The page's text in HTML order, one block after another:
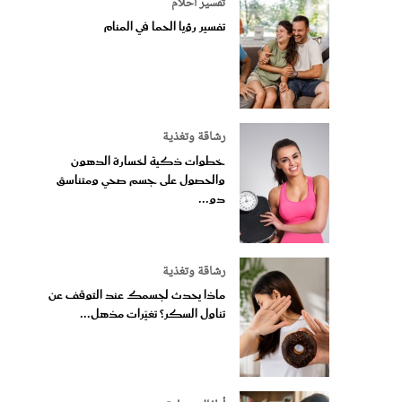
تفسير رؤيا الحما في المنام
رشاقة وتغذية
خطوات ذكية لخسارة الدهون
والحصول على جسم صحي ومتناسق
دو...
رشاقة وتغذية
ماذا يحدث لجسمك عند التوقف عن
تناول السكر؟ تغيّرات مذهل...